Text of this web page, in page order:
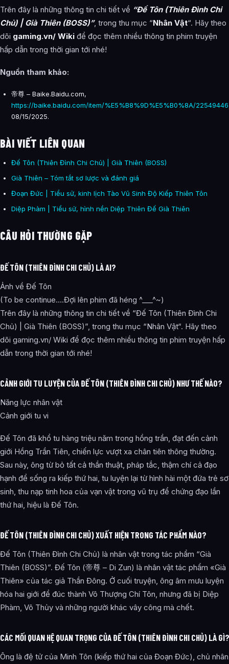
Trên đây là những thông tin chi tiết về “Đế Tôn (Thiên Đình Chi
Chủ) | Già Thiên (BOSS)”, trong thu mục “Nhân Vật“. Hãy theo
dõi gaming.vn/ Wiki để đọc thêm nhiều thông tin phim truyện
hấp dẫn trong thời gian tới nhé!
Nguồn tham khảo:
帝尊 – Baike.Baidu.com,
https://baike.baidu.com/item/%E5%B8%9D%E5%B0%8A/22549446
08/15/2025.
BÀI VIẾT LIÊN QUAN
Đế Tôn (Thiên Đình Chi Chủ) | Già Thiên (BOSS)
Già Thiên – Tóm tắt sơ lược và đánh giá
Đoạn Đức | Tiểu sử, kinh lịch Tào Vũ Sinh Độ Kiếp Thiên Tôn
Diệp Phàm | Tiểu sử, hình nền Diệp Thiên Đế Già Thiên
CÂU HỎI THƯỜNG GẶP
ĐẾ TÔN (THIÊN ĐÌNH CHI CHỦ) LÀ AI?
Ảnh về Đế Tôn
(To be continue….Đợi lên phim đã héng ^___^~)
Trên đây là những thông tin chi tiết về “Đế Tôn (Thiên Đình Chi
Chủ) | Già Thiên (BOSS)”, trong thu mục “Nhân Vật“. Hãy theo
dõi gaming.vn/ Wiki để đọc thêm nhiều thông tin phim truyện hấp
dẫn trong thời gian tới nhé!
CẢNH GIỚI TU LUYỆN CỦA ĐẾ TÔN (THIÊN ĐÌNH CHI CHỦ) NHƯ THẾ NÀO?
Năng lực nhân vật
Cảnh giới tu vi
Đế Tôn đã khổ tu hàng triệu năm trong hồng trần, đạt đến cảnh
giới Hồng Trần Tiên, chiến lực vượt xa chân tiên thông thường.
Sau này, ông từ bỏ tất cả thần thuật, pháp tắc, thậm chí cả đạo
hạnh để sống ra kiếp thứ hai, tu luyện lại từ hình hài một đứa trẻ sơ
sinh, thu nạp tinh hoa của vạn vật trong vũ trụ để chứng đạo lần
thứ hai, hiệu là Đế Tôn.
ĐẾ TÔN (THIÊN ĐÌNH CHI CHỦ) XUẤT HIỆN TRONG TÁC PHẨM NÀO?
Đế Tôn (Thiên Đình Chi Chủ) là nhân vật trong tác phẩm “Già
Thiên (BOSS)”. Đế Tôn (帝尊 – Di Zun) là nhân vật tác phẩm «Già
Thiên» của tác giả Thần Đông. Ở cuối truyện, ông âm mưu luyện
hóa hai giới để đúc thành Vô Thượng Chí Tôn, nhưng đã bị Diệp
Phàm, Vô Thủy và những người khác vây công mà chết.
CÁC MỐI QUAN HỆ QUAN TRỌNG CỦA ĐẾ TÔN (THIÊN ĐÌNH CHI CHỦ) LÀ GÌ?
Ông là đệ tử của Minh Tôn (kiếp thứ hai của Đoạn Đức), chủ nhân